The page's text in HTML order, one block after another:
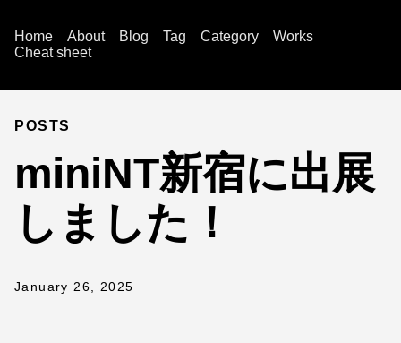
Home About Blog Tag Category
Works
Cheat sheet
POSTS
miniNT新宿に出展
しました！
January 26, 2025